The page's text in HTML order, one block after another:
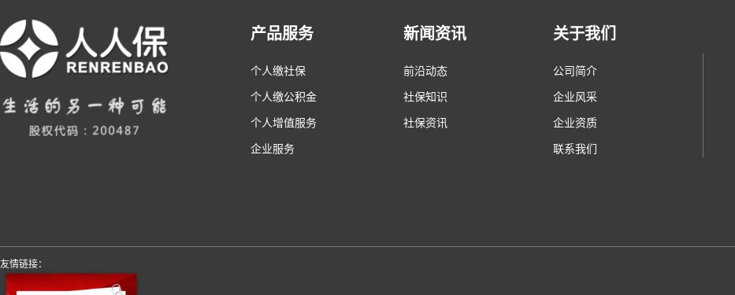
产品服务
个人缴社保
个人缴公积金
个人增值服务
企业服务
新闻资讯
前沿动态
社保知识
社保资讯
关于我们
公司简介
企业风采
企业资质
联系我们
友情链接：